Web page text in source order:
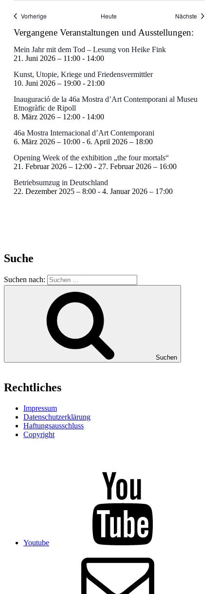
VorherigeVeranstaltungen Heute Nächste
Vergangene Veranstaltungen und Ausstellungen:
Mein Jahr mit dem Tod – Lesung von Heike Fink
21. Juni 2026 – 11:00- 14:00
Kunst, Utopie, Kriege und Friedensvermittler
10. Juni 2026 – 19:00- 21:00
Inauguració de la 46a Mostra d’Art Contemporani al Museu
Etnogràfic de Ripoll
8. März 2026 – 12:00- 14:00
46a Mostra Internacional d’Art Contemporani
6. März 2026 – 10:00- 6. April 2026 – 18:00
Opening Week of the exhibition „the four mortals“
21. Februar 2026 – 12:00- 27. Februar 2026 – 16:00
Betriebsumzug in Deutschland
22. Dezember 2025 – 8:00- 4. Januar 2026 – 17:00
Suche
Suchen nach:
Suchen
Rechtliches
Impressum
Datenschutzerklärung
Haftungsausschluss
Copyright
Youtube